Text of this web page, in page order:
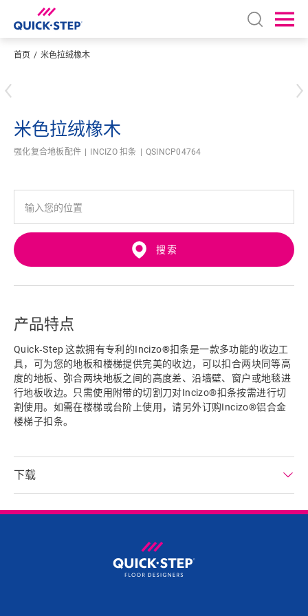
Open
首页 米色拉绒橡木
米色拉绒橡木
强化复合地板配件 INCIZO 扣条 QSINCP04764
搜索
产品特点
Quick‑Step 这款拥有专利的Incizo®扣条是一款多功能的收边工
具，可为您的地板和楼梯提供完美的收边，可以扣合两块同等高
度的地板、弥合两块地板之间的高度差、沿墙壁、窗户或地毯进
行地板收边。只需使用附带的切割刀对Incizo®扣条按需进行切
割使用。如需在楼梯或台阶上使用，请另外订购Incizo®铝合金
楼梯子扣条。
下载